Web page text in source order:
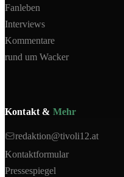
Fanleben
Interviews
Kommentare
rund um Wacker
Kontakt & Mehr
redaktion@tivoli12.at
Kontaktformular
Pressespiegel